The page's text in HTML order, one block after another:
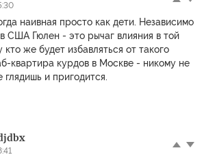
наивная просто как дети. Независимо
США Гюлен - это рычаг влияния в той
же будет избавляться от такого
квартира курдов в Москве - никому не
и пригодится.